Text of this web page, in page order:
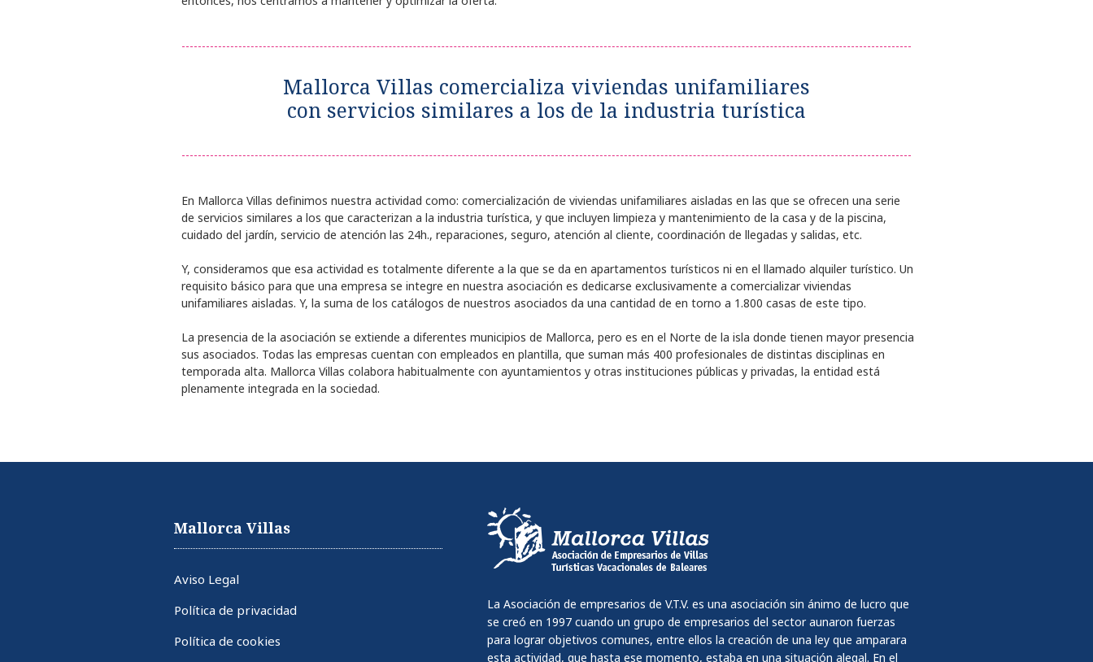
Mallorca Villas comercializa viviendas unifamiliares
con servicios similares a los de la industria turística
En Mallorca Villas definimos nuestra actividad como: comercialización de viviendas unifamiliares aisladas en las que se ofrecen una serie
de servicios similares a los que caracterizan a la industria turística, y que incluyen limpieza y mantenimiento de la casa y de la piscina,
cuidado del jardín, servicio de atención las 24h., reparaciones, seguro, atención al cliente, coordinación de llegadas y salidas, etc.
Y, consideramos que esa actividad es totalmente diferente a la que se da en apartamentos turísticos ni en el llamado alquiler turístico. Un
requisito básico para que una empresa se integre en nuestra asociación es dedicarse exclusivamente a comercializar viviendas
unifamiliares aisladas. Y, la suma de los catálogos de nuestros asociados da una cantidad de en torno a 1.800 casas de este tipo.
La presencia de la asociación se extiende a diferentes municipios de Mallorca, pero es en el Norte de la isla donde tienen mayor presencia
sus asociados. Todas las empresas cuentan con empleados en plantilla, que suman más 400 profesionales de distintas disciplinas en
temporada alta. Mallorca Villas colabora habitualmente con ayuntamientos y otras instituciones públicas y privadas, la entidad está
plenamente integrada en la sociedad.
Mallorca Villas
Aviso Legal
Política de privacidad
Política de cookies
La Asociación de empresarios de V.T.V. es una asociación sin ánimo de lucro que
se creó en 1997 cuando un grupo de empresarios del sector aunaron fuerzas
para lograr objetivos comunes, entre ellos la creación de una ley que amparara
esta actividad, que hasta ese momento, estaba en una situación alegal. En el